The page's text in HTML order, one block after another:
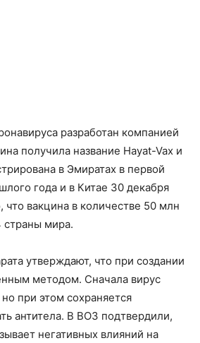
разработан компанией
получила название Hayat-Vax и
в Эмиратах в первой
года и в Китае 30 декабря
что вакцина в количестве 50 млн
страны мира.
утверждают, что при создании
методом. Сначала вирус
при этом сохраняется
антитела. В ВОЗ подтвердили,
негативных влияний на